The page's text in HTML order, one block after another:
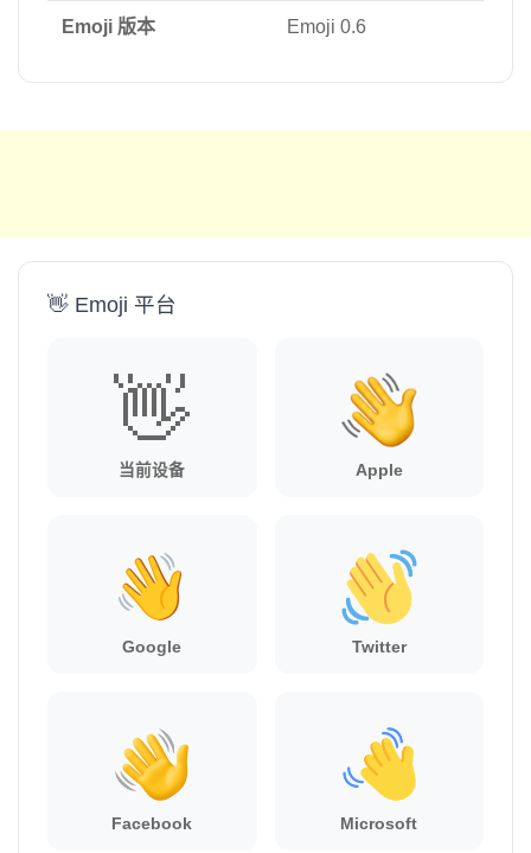
Emoji 版本 Emoji 0.6
👋 Emoji 平台
👋
当前设备 Apple
Google Twitter
Facebook Microsoft